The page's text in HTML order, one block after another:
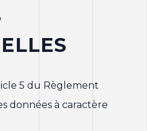
5 du Règlement
données à caractère